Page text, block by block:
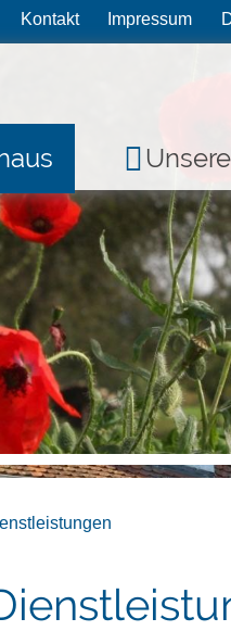
Kontakt Impressum